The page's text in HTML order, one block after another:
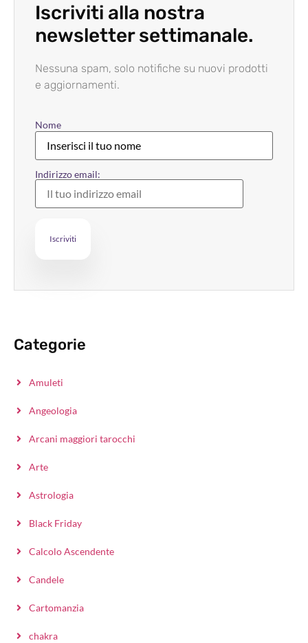
Iscriviti alla nostra
newsletter settimanale.
Nessuna spam, solo notifiche su nuovi prodotti
e aggiornamenti.
Nome
Indirizzo email:
Categorie
Amuleti
Angeologia
Arcani maggiori tarocchi
Arte
Astrologia
Black Friday
Calcolo Ascendente
Candele
Cartomanzia
chakra